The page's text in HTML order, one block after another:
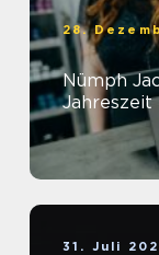
28.
Nümph
Jahreszeit
31. Juli